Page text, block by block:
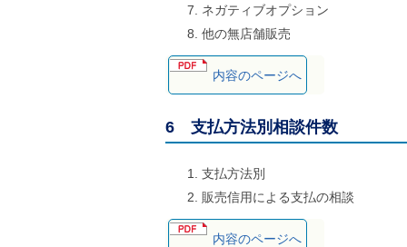
ネガティブオプション
他の無店舗販売
内容のページへ
6 支払方法別相談件数
支払方法別
販売信用による支払の相談
内容のページへ